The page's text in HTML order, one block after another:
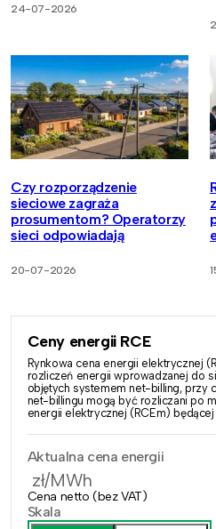
24-07-2026
Czy rozporządzenie
sieciowe zagraża
prosumentom? Operatorzy
sieci odpowiadają
20-07-2026
Ceny energii RCE
Rynkowa cena energii elektrycznej
rozliczeń energii wprowadzanej do
objętych systemem net-billing, przy
net-billingu mogą być rozliczani po
energii elektrycznej (RCEm)
Aktualna cena energii
zł/MWh
Cena netto (bez VAT)
Skala